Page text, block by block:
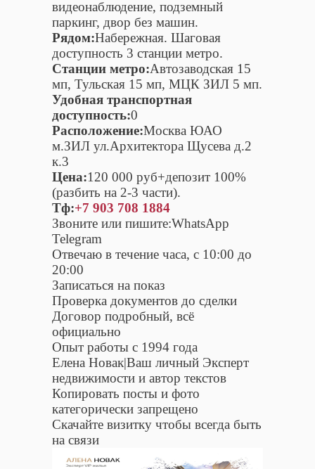
видеонаблюдение, подземный
паркинг, двор без машин.
Рядом:Набережная. Шаговая
доступность 3 станции метро.
Станции метро:Автозаводская 15
мп, Тульская 15 мп, МЦК ЗИЛ 5 мп.
Удобная транспортная
доступность:0
Расположение:Москва ЮАО
м.ЗИЛ ул.Архитектора Щусева д.2
к.3
Цена:120 000 руб+депозит 100%
(разбить на 2-3 части).
Тф:+7 903 708 1884
Звоните или пишите:WhatsApp
Telegram
Отвечаю в течение часа, с 10:00 до
20:00
Записаться на показ
Проверка документов до сделки
Договор подробный, всё
официально
Опыт работы с 1994 года
Елена Новак|Ваш личный Эксперт
недвижимости и автор текстов
Копировать посты и фото
категорически запрещено
Скачайте визитку чтобы всегда быть
на связи